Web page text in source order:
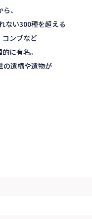
、
ない300種を超える
コンブなど
に有名。
の遺構や遺物が